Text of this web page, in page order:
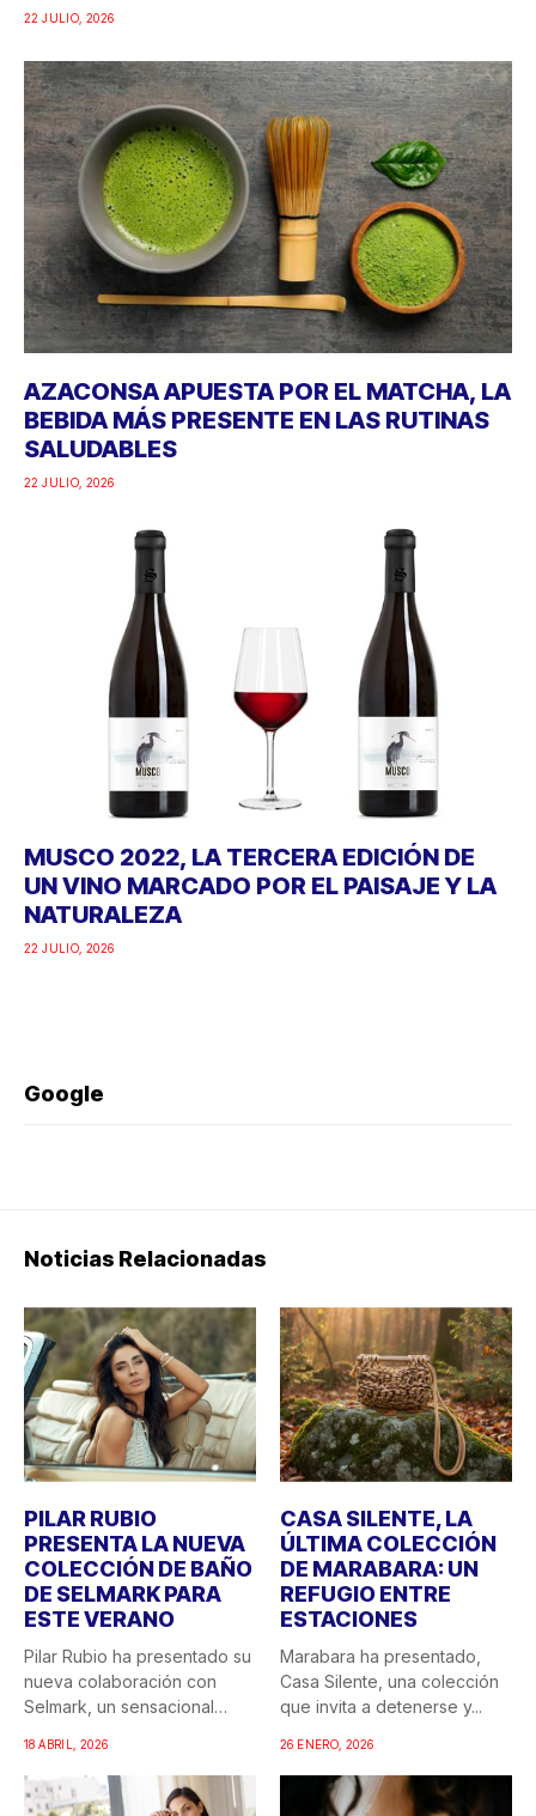
22 JULIO, 2026
AZACONSA APUESTA POR EL MATCHA, LA
BEBIDA MÁS PRESENTE EN LAS RUTINAS
SALUDABLES
22 JULIO, 2026
MUSCO 2022, LA TERCERA EDICIÓN DE
UN VINO MARCADO POR EL PAISAJE Y LA
NATURALEZA
22 JULIO, 2026
Google
Noticias Relacionadas
PILAR RUBIO
PRESENTA LA NUEVA
COLECCIÓN DE BAÑO
DE SELMARK PARA
ESTE VERANO
Pilar Rubio ha presentado su
nueva colaboración con
Selmark, un sensacional
18 ABRIL, 2026
CASA SILENTE, LA
ÚLTIMA COLECCIÓN
DE MARABARA: UN
REFUGIO ENTRE
ESTACIONES
Marabara ha presentado,
Casa Silente, una colección
que invita a detenerse y...
26 ENERO, 2026